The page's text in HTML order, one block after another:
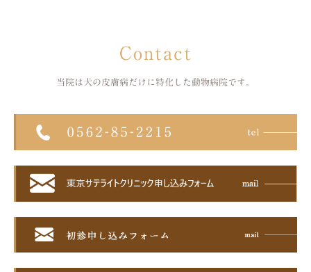
Contact
当院は犬の皮膚病だけに特化した 動物病院です。